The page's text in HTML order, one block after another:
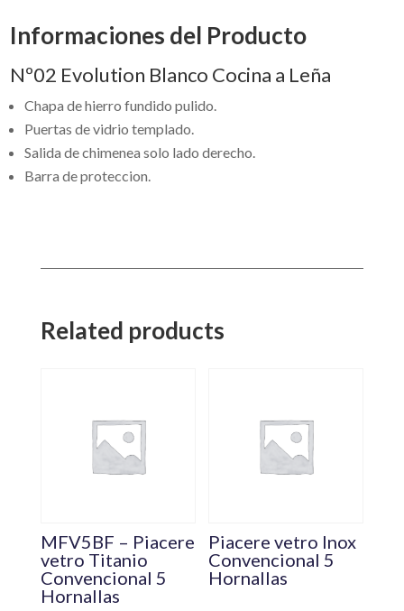
Informaciones del Producto
Nº02 Evolution Blanco Cocina a Leña
Chapa de hierro fundido pulido.
Puertas de vidrio templado.
Salida de chimenea solo lado derecho.
Barra de proteccion.
Related products
MFV5BF – Piacere
vetro Titanio
Convencional 5
Hornallas
Piacere vetro Inox
Convencional 5
Hornallas